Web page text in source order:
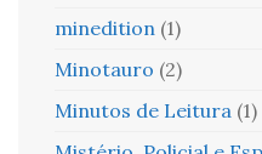
minedition (1)
Minotauro (2)
Minutos de Leitura (1)